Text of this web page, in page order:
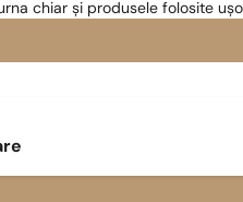
chiar și produsele folosite